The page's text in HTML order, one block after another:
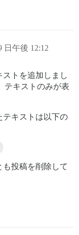
日午後 12:12
トを追加しまし
テキストのみが表
テキストは以下の
投稿を削除して